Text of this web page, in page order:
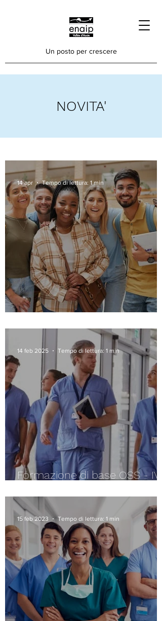
Un posto per crescere
NOVITA'
14 apr Tempo di lettura: 1 min
Formazione di base OSS - IV
14 feb 2025 Tempo di lettura: 1 min
15 feb 2023 Tempo di lettura: 1 min